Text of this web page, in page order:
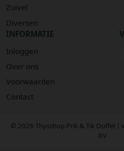
Zuivel
Diversen
INFORMATIE
Inloggen
Over ons
Voorwaarden
Contact
© 2026 Thysshop Prik & Tik Duffel |
BV